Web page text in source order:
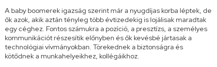
A baby boomerek igazság szerint már a nyugdíjas korba léptek, de
ők azok, akik aztán tényleg több évtizedekig is lojálisak maradtak
egy céghez. Fontos számukra a pozíció, a presztízs, a személyes
kommunikációt részesítik előnyben és ők kevésbé jártasak a
technológiai vívmányokban. Törekednek a biztonságra és
kötődnek a munkahelyeikhez, kollégáikhoz.